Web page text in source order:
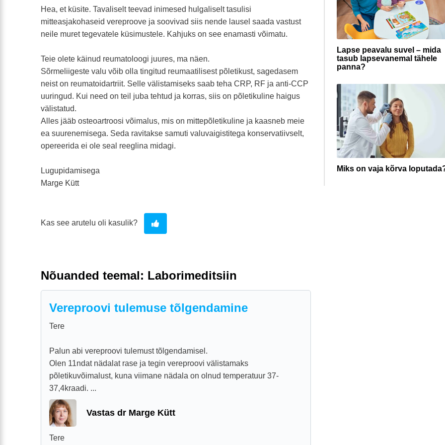
Lapse peavalu suvel – mida
tasub lapsevanemal tähele
panna?
Miks on vaja kõrva
Hea, et küsite. Tavaliselt teevad inimesed hulgaliselt tasulisi
mitteasjakohaseid vereproove ja soovivad siis nende lausel saada vastust
neile muret tegevatele küsimustele. Kahjuks on see enamasti võimatu.
Teie olete käinud reumatoloogi juures, ma näen.
Sõrmeliigeste valu võib olla tingitud reumaatilisest põletikust, sagedasem
neist on reumatoidartriit. Selle välistamiseks saab teha CRP, RF ja anti-CCP
uuringud. Kui need on teil juba tehtud ja korras, siis on põletikuline haigus
välistatud.
Alles jääb osteoartroosi võimalus, mis on mittepõletikuline ja kaasneb meie
ea suurenemisega. Seda ravitakse samuti valuvaigistitega konservatiivselt,
opereerida ei ole seal reeglina midagi.
Lugupidamisega
Marge Kütt
Kas see arutelu oli kasulik?
Nõuanded teemal: Laborimeditsiin
Vereproovi tulemuse tõlgendamine
Tere
Palun abi vereproovi tulemust tõlgendamisel.
Olen 11ndat nädalat rase ja tegin vereproovi välistamaks
põletikuvõimalust, kuna viimane nädala on olnud temperatuur 37-
37,4kraadi. ...
Vastas dr Marge Kütt
Tere